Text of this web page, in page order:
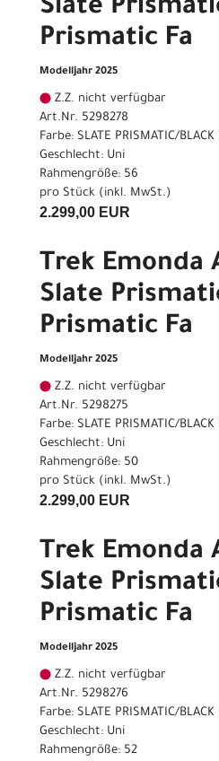
Slate
Prismatic Fa
Modelljahr 2025
Z.Z. nicht verfügbar
Art.Nr. 5298278
Farbe: SLATE PRISMATIC/BLACK
Geschlecht: Uni
Rahmengröße: 56
pro Stück (inkl. MwSt.)
2.299,00 EUR
Trek Emonda
Slate
Prismatic Fa
Modelljahr 2025
Z.Z. nicht verfügbar
Art.Nr. 5298275
Farbe: SLATE PRISMATIC/BLACK
Geschlecht: Uni
Rahmengröße: 50
pro Stück (inkl. MwSt.)
2.299,00 EUR
Trek Emonda
Slate
Prismatic Fa
Modelljahr 2025
Z.Z. nicht verfügbar
Art.Nr. 5298276
Farbe: SLATE PRISMATIC/BLACK
Geschlecht: Uni
Rahmengröße: 52